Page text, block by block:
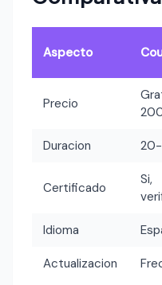
Aspecto
Precio
Duracion
Certificado
Si,
Idioma
Actualizacion